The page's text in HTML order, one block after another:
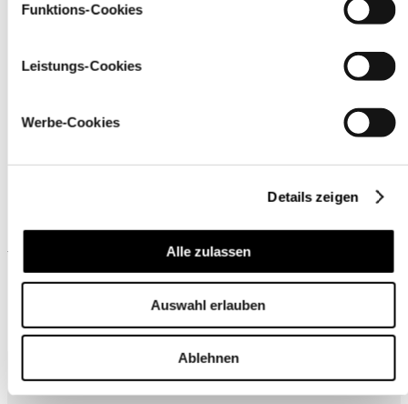
Funktions-Cookies
Leistungs-Cookies
Werbe-Cookies
Details zeigen
Alle zulassen
Auswahl erlauben
Ablehnen
Wird oft zusammen gekauft